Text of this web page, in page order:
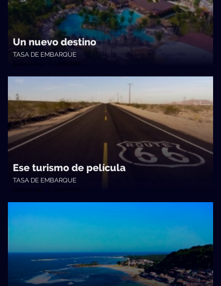
Un nuevo destino
TASA DE EMBARQUE
Quién te Dice • 11/08/2025
Ese turismo de película
TASA DE EMBARQUE
Quién te Dice • 21/07/2025